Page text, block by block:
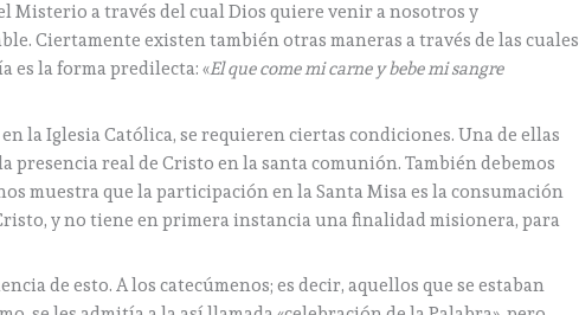
Misterio a través del cual Dios quiere venir a nosotros y
Ciertamente existen también otras maneras a través de las cuales
es la forma predilecta: «El que come mi carne y bebe mi sangre
la Iglesia Católica, se requieren ciertas condiciones. Una de ellas
presencia real de Cristo en la santa comunión. También debemos
muestra que la participación en la Santa Misa es la consumación
y no tiene en primera instancia una finalidad misionera, para
de esto. A los catecúmenos; es decir, aquellos que se estaban